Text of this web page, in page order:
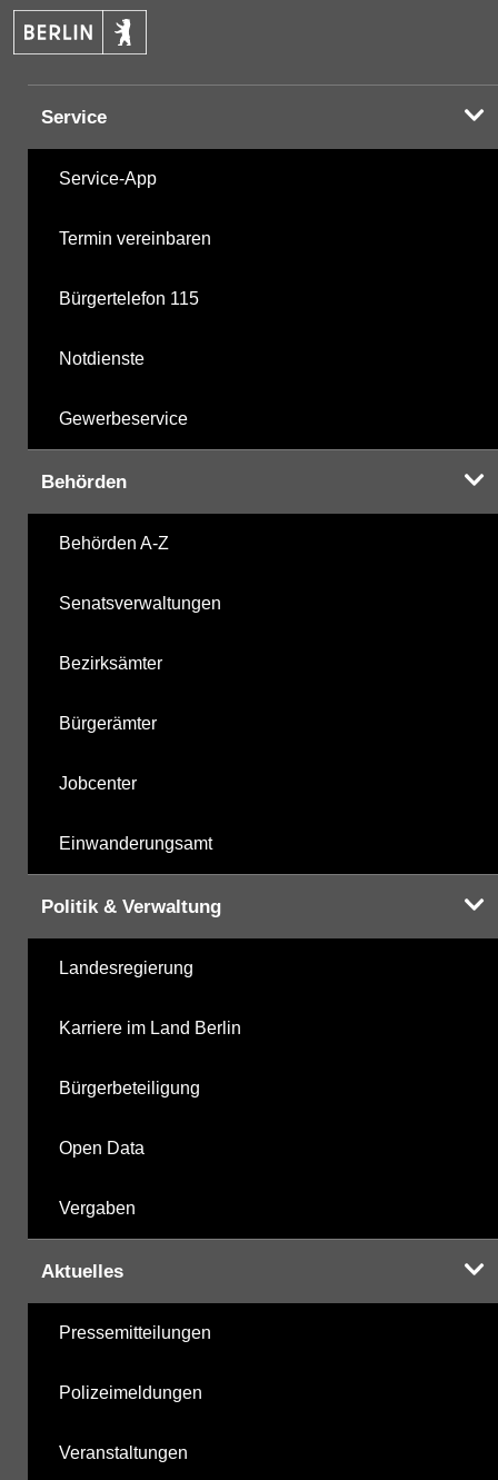
Service
Service-App
Termin vereinbaren
Bürgertelefon 115
Notdienste
Gewerbeservice
Behörden
Behörden A-Z
Senatsverwaltungen
Bezirksämter
Bürgerämter
Jobcenter
Einwanderungsamt
Politik & Verwaltung
Landesregierung
Karriere im Land Berlin
Bürgerbeteiligung
Open Data
Vergaben
Aktuelles
Pressemitteilungen
Polizeimeldungen
Veranstaltungen